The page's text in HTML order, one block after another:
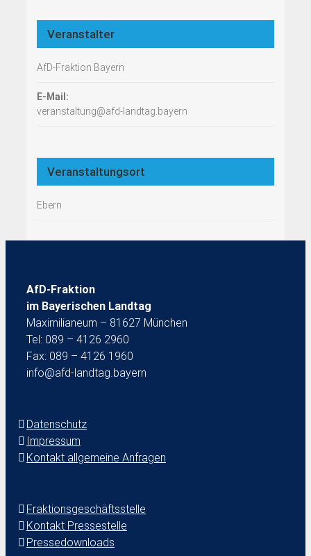
Veranstalter
AfD-Fraktion Bayern
E-Mail:
veranstaltung@afd-landtag.bayern
Veranstaltungsort
Ebern
AfD-Fraktion
im Bayerischen Landtag
Maximilianeum – 81627 München
Tel: 089 – 4126 2960
Fax: 089 – 4126 1960
info@afd-landtag.bayern
Datenschutz
Impressum
Kontakt allgemeine Anfragen
Fraktionsgeschäftsstelle
Kontakt Pressestelle
Pressedownloads